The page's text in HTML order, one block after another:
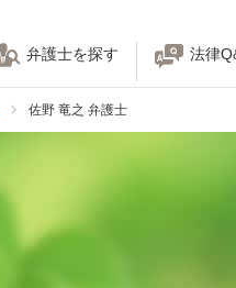
弁護士を探す 法律
佐野 竜之 弁護士